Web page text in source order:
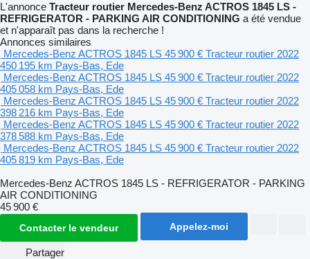
L'annonce Tracteur routier Mercedes-Benz ACTROS 1845 LS -
REFRIGERATOR - PARKING AIR CONDITIONING a été vendue
et n'apparaît pas dans la recherche !
Annonces similaires
Mercedes-Benz ACTROS 1845 LS 45 900 € Tracteur routier 2022
450 195 km Pays-Bas, Ede
Mercedes-Benz ACTROS 1845 LS 45 900 € Tracteur routier 2022
405 058 km Pays-Bas, Ede
Mercedes-Benz ACTROS 1845 LS 45 900 € Tracteur routier 2022
398 216 km Pays-Bas, Ede
Mercedes-Benz ACTROS 1845 LS 45 900 € Tracteur routier 2022
378 588 km Pays-Bas, Ede
Mercedes-Benz ACTROS 1845 LS 45 900 € Tracteur routier 2022
405 819 km Pays-Bas, Ede
Mercedes-Benz ACTROS 1845 LS - REFRIGERATOR - PARKING
AIR CONDITIONING
45 900 €
Contacter le vendeur Appelez-moi
Partager